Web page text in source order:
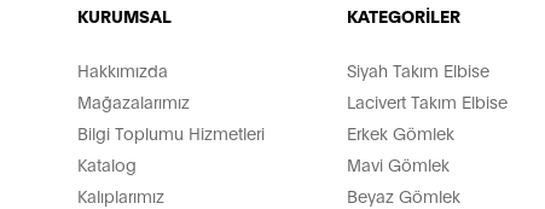
KURUMSAL
Hakkımızda
Mağazalarımız
Bilgi Toplumu Hizmetleri
Katalog
Kalıplarımız
KATEGORİLER
Siyah Takım Elbise
Lacivert Takım Elbise
Erkek Gömlek
Mavi Gömlek
Beyaz Gömlek